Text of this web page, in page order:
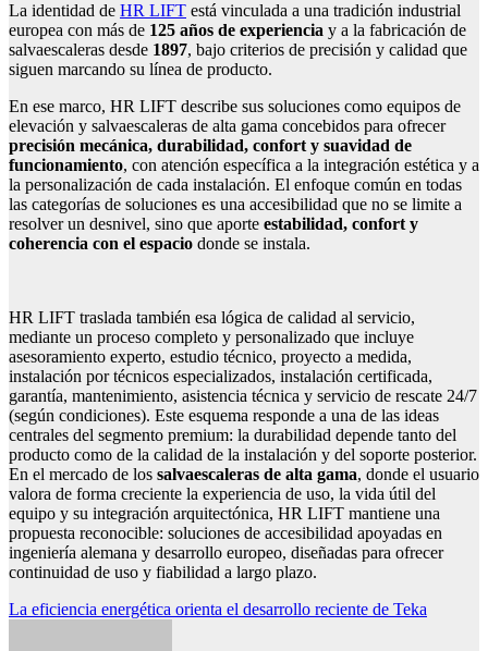
La identidad de HR LIFT está vinculada a una tradición industrial
europea con más de 125 años de experiencia y a la fabricación de
salvaescaleras desde 1897, bajo criterios de precisión y calidad que
siguen marcando su línea de producto.
En ese marco, HR LIFT describe sus soluciones como equipos de
elevación y salvaescaleras de alta gama concebidos para ofrecer
precisión mecánica, durabilidad, confort y suavidad de
funcionamiento, con atención específica a la integración estética y a
la personalización de cada instalación. El enfoque común en todas
las categorías de soluciones es una accesibilidad que no se limite a
resolver un desnivel, sino que aporte estabilidad, confort y
coherencia con el espacio donde se instala.
HR LIFT traslada también esa lógica de calidad al servicio,
mediante un proceso completo y personalizado que incluye
asesoramiento experto, estudio técnico, proyecto a medida,
instalación por técnicos especializados, instalación certificada,
garantía, mantenimiento, asistencia técnica y servicio de rescate 24/7
(según condiciones). Este esquema responde a una de las ideas
centrales del segmento premium: la durabilidad depende tanto del
producto como de la calidad de la instalación y del soporte posterior.
En el mercado de los salvaescaleras de alta gama, donde el usuario
valora de forma creciente la experiencia de uso, la vida útil del
equipo y su integración arquitectónica, HR LIFT mantiene una
propuesta reconocible: soluciones de accesibilidad apoyadas en
ingeniería alemana y desarrollo europeo, diseñadas para ofrecer
continuidad de uso y fiabilidad a largo plazo.
Navegación
La eficiencia energética orienta el desarrollo reciente de Teka